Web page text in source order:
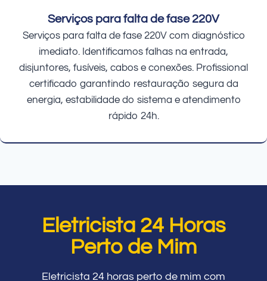
Serviços para falta de fase 220V
Serviços para falta de fase 220V com diagnóstico
imediato. Identificamos falhas na entrada,
disjuntores, fusíveis, cabos e conexões. Profissional
certificado garantindo restauração segura da
energia, estabilidade do sistema e atendimento
rápido 24h.
Eletricista 24 Horas
Perto de Mim
Eletricista 24 horas perto de mim com